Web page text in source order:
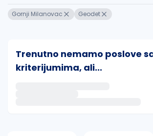
Gornji Milanovac Geodet
Trenutno nemamo poslove
kriterijumima, ali...